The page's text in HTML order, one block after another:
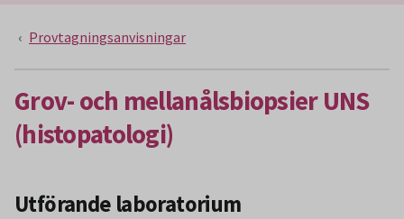
Provtagningsanvisningar
Grov- och mellanålsbiopsier UNS
(histopatologi)
Utförande laboratorium